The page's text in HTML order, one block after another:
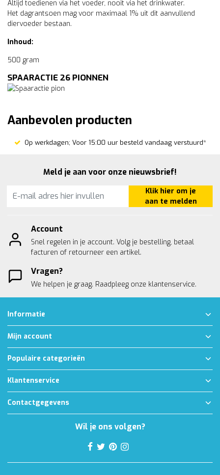
Altijd toedienen via het voeder, nooit via het drinkwater.
Het dagrantsoen mag voor maximaal 1% uit dit aanvullend
diervoeder bestaan.
Inhoud:
500 gram
SPAARACTIE 26 PIONNEN
Aanbevolen producten
Op werkdagen; Voor 15:00 uur besteld vandaag verstuurd*
Meld je aan voor onze nieuwsbrief!
Klik hier om je
aan te melden
Account
Snel regelen in je account. Volg je bestelling, betaal
facturen of retourneer een artikel.
Vragen?
We helpen je graag. Raadpleeg onze klantenservice.
Informatie
Mijn account
Populaire categorieën
Klantenservice
Contactgegevens
Wil je ons volgen?